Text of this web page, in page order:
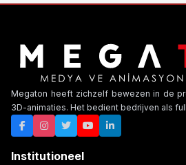
Megaton heeft zichzelf bewezen in de
3D-animaties. Het bedient bedrijven als
Institutioneel